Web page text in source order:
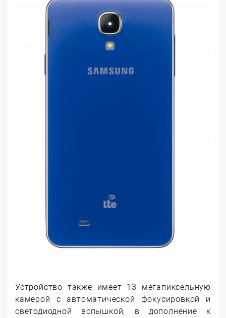
Устройство также имеет 13 мегапиксельную
камерой с автоматической фокусировкой и
светодиодной вспышкой, в дополнение к